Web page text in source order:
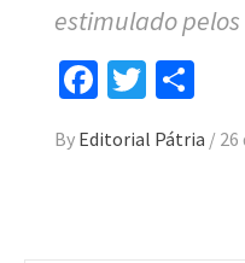
estimulado
Facebook
Twitter
By Editorial Pátria / 26